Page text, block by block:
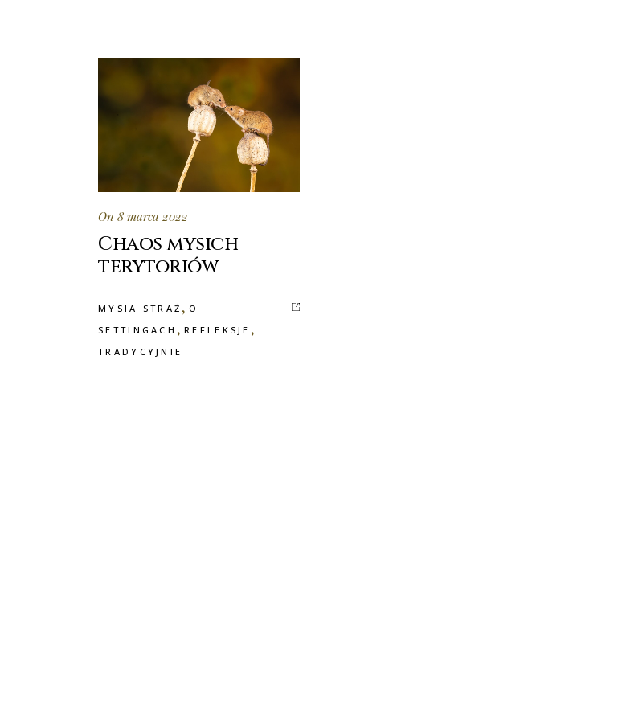
On 8 marca 2022
Chaos mysich
terytoriów
MYSIA STRAŻ ,O
SETTINGACH ,REFLEKSJE ,
TRADYCYJNIE